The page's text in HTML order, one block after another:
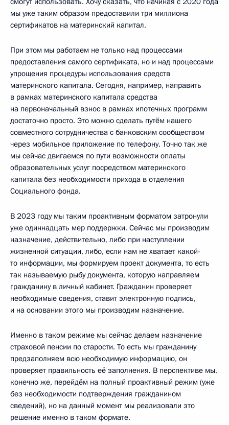
мы уже таким образом предоставили три миллиона
сертификатов на материнский капитал.
При этом мы работаем не только над процессами
предоставления самого сертификата, но и над процессами
упрощения процедуры использования средств
материнского капитала. Сегодня, например, направить
в рамках материнского капитала средства
на первоначальный взнос в рамках ипотечных программ
достаточно просто. Это можно сделать путём нашего
совместного сотрудничества с банковским сообществом
через мобильное приложение по телефону. Точно так же
мы сейчас двигаемся по пути возможности оплаты
образовательных услуг посредством материнского
капитала без необходимости прихода в отделения
Социального фонда.
В 2023 году мы таким проактивным форматом затронули
уже одиннадцать мер поддержки. Сейчас мы производим
назначение, действительно, либо при наступлении
жизненной ситуации, либо, если нам не хватает какой-
то информации, мы формируем проект документа, то есть
так называемую рыбу документа, которую направляем
гражданину в личный кабинет. Гражданин проверяет
необходимые сведения, ставит электронную подпись,
и на основании этого мы производим назначение.
Именно в таком режиме мы сейчас делаем назначение
страховой пенсии по старости. То есть мы гражданину
предзаполняем всю необходимую информацию, он
проверяет правильность её заполнения. В перспективе мы,
конечно же, перейдём на полный проактивный режим (уже
без необходимости подтверждения гражданином
сведений), но на данный момент мы реализовали это
решение именно в таком формате.